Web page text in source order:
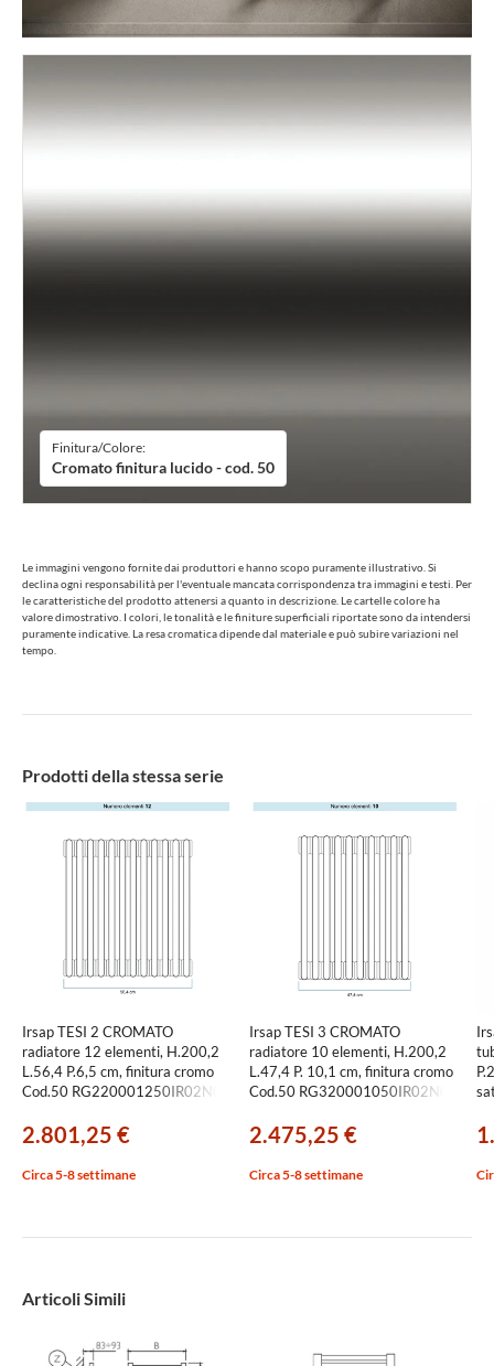
Finitura/Colore:
Cromato finitura lucido - cod. 50
Le immagini vengono fornite dai produttori e hanno scopo puramente illustrativo. Si
declina ogni responsabilità per l'eventuale mancata corrispondenza tra immagini e testi. Per
le caratteristiche del prodotto attenersi a quanto in descrizione. Le cartelle colore ha
valore dimostrativo. I colori, le tonalità e le finiture superficiali riportate sono da intendersi
puramente indicative. La resa cromatica dipende dal materiale e può subire variazioni nel
tempo.
Prodotti della stessa serie
Irsap TESI 2 CROMATO
radiatore 12 elementi, H.200,2
L.56,4 P.6,5 cm, finitura cromo
Cod.50 RG220001250IR02N02
2.801,25 €
Circa 5-8 settimane
Irsap TESI 3 CROMATO
radiatore 10 elementi, H.200,2
L.47,4 P. 10,1 cm, finitura cromo
Cod.50 RG320001050IR02N01
2.475,25 €
Circa 5-8 settimane
Articoli Simili